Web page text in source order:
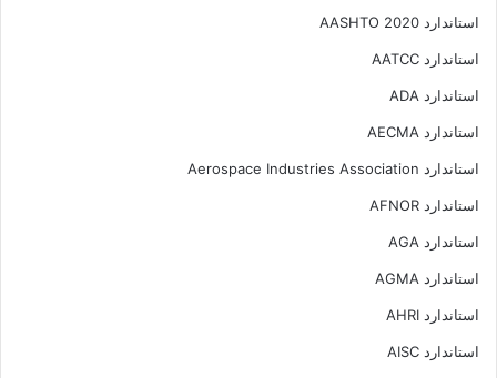
استاندارد AASHTO 2020
استاندارد AATCC
استاندارد ADA
استاندارد AECMA
استاندارد Aerospace Industries Association
استاندارد AFNOR
استاندارد AGA
استاندارد AGMA
استاندارد AHRI
استاندارد AISC